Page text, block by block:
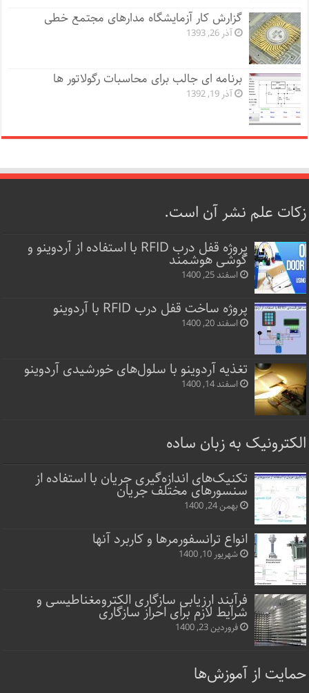
گزارش کار آزمایشگاه مدارهای مجتمع خطی
آذر 26, 1393
برنامه ای جالب برای محاسبات رگولاتور ها
آذر 19, 1392
زکات علم نشر آن است.
پروژه قفل‌ درب RFID با استفاده از آردوینو و
گوشی هوشمند
اسفند 25, 1400
پروژه ساخت قفل‌ درب RFID با آردوینو
اسفند 20, 1400
تغذیه آردوینو با سلول‌های خورشیدی آردوینو
اسفند 14, 1400
الکترونیک به زبان ساده
تکنیک‌های اندازه‌گیری جریان با استفاده از
سنسورهای مختلف جریان
بهمن 24, 1400
انواع ترانسفورمرها و کاربرد آنها
شهریور 10, 1400
فرآیند ارزیابی سازگاری الکترومغناطیسی و
شرایط لازم برای احراز سازگاری
فروردین 23, 1400
حمایت از آموزش‌ها